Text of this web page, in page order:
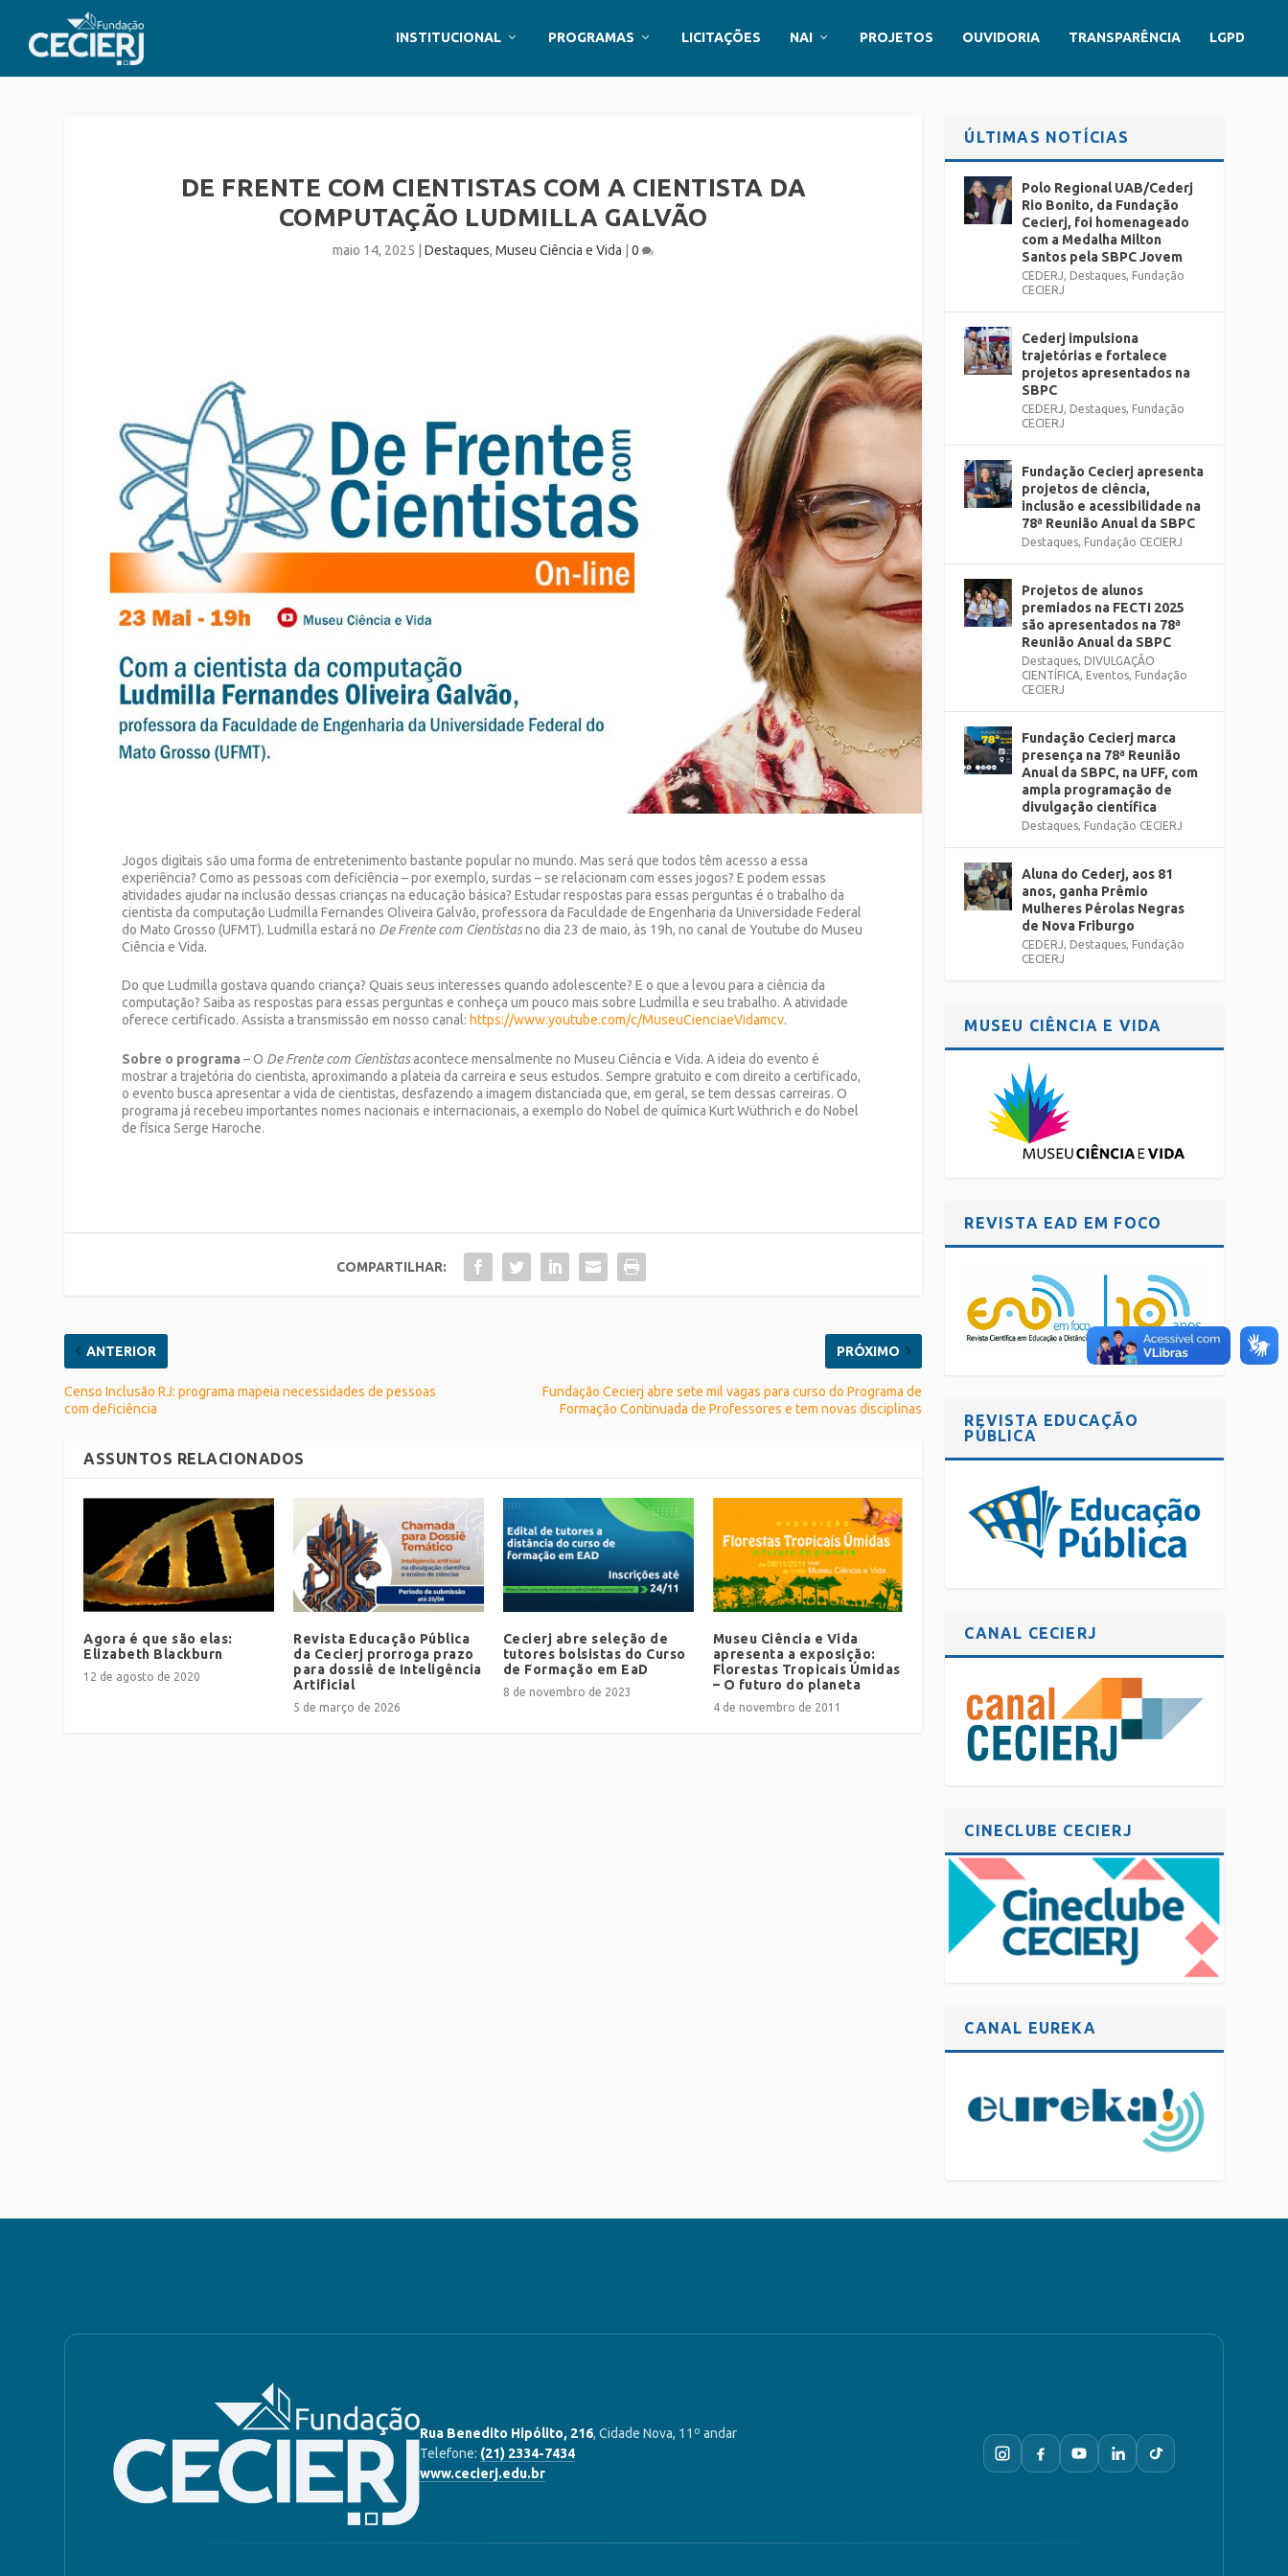
INSTITUCIONAL PROGRAMAS LICITAÇÕES NAI PROJETOS OUVIDORIA TRANSPARÊNCIA LGPD
DE FRENTE COM CIENTISTAS COM A CIENTISTA DA
COMPUTAÇÃO LUDMILLA GALVÃO
maio 14, 2025 |Destaques,Museu Ciência e Vida |0
Jogos digitais são uma forma de entretenimento bastante popular no mundo. Mas será que todos têm acesso a essa
experiência? Como as pessoas com deficiência – por exemplo, surdas – se relacionam com esses jogos? E podem essas
atividades ajudar na inclusão dessas crianças na educação básica? Estudar respostas para essas perguntas é o trabalho da
cientista da computação Ludmilla Fernandes Oliveira Galvão, professora da Faculdade de Engenharia da Universidade Federal
do Mato Grosso (UFMT). Ludmilla estará no De Frente com Cientistasno dia 23 de maio, às 19h, no canal de Youtube do Museu
Ciência e Vida.
Do que Ludmilla gostava quando criança? Quais seus interesses quando adolescente? E o que a levou para a ciência da
computação? Saiba as respostas para essas perguntas e conheça um pouco mais sobre Ludmilla e seu trabalho. A atividade
oferece certificado. Assista a transmissão em nosso canal: https://www.youtube.com/c/MuseuCienciaeVidamcv.
Sobre o programa – O De Frente com Cientistasacontece mensalmente no Museu Ciência e Vida. A ideia do evento é
mostrar a trajetória do cientista, aproximando a plateia da carreira e seus estudos. Sempre gratuito e com direito a certificado,
o evento busca apresentar a vida de cientistas, desfazendo a imagem distanciada que, em geral, se tem dessas carreiras. O
programa já recebeu importantes nomes nacionais e internacionais, a exemplo do Nobel de química Kurt Wüthrich e do Nobel
de física Serge Haroche.
COMPARTILHAR:
ANTERIOR
Censo Inclusão RJ: programa mapeia necessidades de pessoas
com deficiência
PRÓXIMO
Fundação Cecierj abre sete mil vagas para curso do Programa de
Formação Continuada de Professores e tem novas disciplinas
ASSUNTOS RELACIONADOS
Agora é que são elas:
Elizabeth Blackburn
12 de agosto de 2020
Revista Educação Pública
da Cecierj prorroga prazo
para dossiê de Inteligência
Artificial
5 de março de 2026
Cecierj abre seleção de
tutores bolsistas do Curso
de Formação em EaD
8 de novembro de 2023
Museu Ciência e Vida
apresenta a exposição:
Florestas Tropicais Úmidas
– O futuro do planeta
4 de novembro de 2011
ÚLTIMAS NOTÍCIAS
Polo Regional UAB/Cederj
Rio Bonito, da Fundação
Cecierj, foi homenageado
com a Medalha Milton
Santos pela SBPC Jovem
CEDERJ, Destaques, Fundação
CECIERJ
Cederj impulsiona
trajetórias e fortalece
projetos apresentados na
SBPC
CEDERJ, Destaques, Fundação
CECIERJ
Fundação Cecierj apresenta
projetos de ciência,
inclusão e acessibilidade na
78ª Reunião Anual da SBPC
Destaques, Fundação CECIERJ
Projetos de alunos
premiados na FECTI 2025
são apresentados na 78ª
Reunião Anual da SBPC
Destaques, DIVULGAÇÃO
CIENTÍFICA, Eventos, Fundação
CECIERJ
Fundação Cecierj marca
presença na 78ª Reunião
Anual da SBPC, na UFF, com
ampla programação de
divulgação científica
Destaques, Fundação CECIERJ
Aluna do Cederj, aos 81
anos, ganha Prêmio
Mulheres Pérolas Negras
de Nova Friburgo
CEDERJ, Destaques, Fundação
CECIERJ
MUSEU CIÊNCIA E VIDA
REVISTA EAD EM FOCO
REVISTA EDUCAÇÃO
PÚBLICA
CANAL CECIERJ
CINECLUBE CECIERJ
CANAL EUREKA
Rua Benedito Hipólito, 216, Cidade Nova, 11º andar
Telefone: (21) 2334-7434
www.cecierj.edu.br